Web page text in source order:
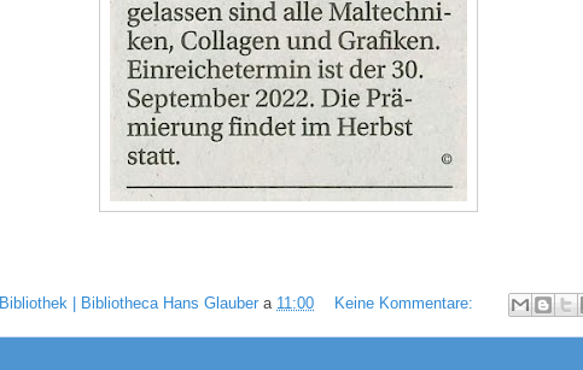
Bibliothek | Bibliotheca Hans Glauber a 11:00 Keine Kommentare: